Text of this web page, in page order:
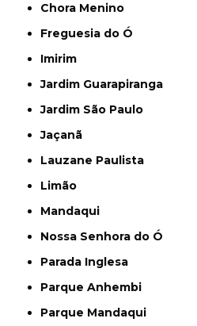
Chora Menino
Freguesia do Ó
Imirim
Jardim Guarapiranga
Jardim São Paulo
Jaçanã
Lauzane Paulista
Limão
Mandaqui
Nossa Senhora do Ó
Parada Inglesa
Parque Anhembi
Parque Mandaqui